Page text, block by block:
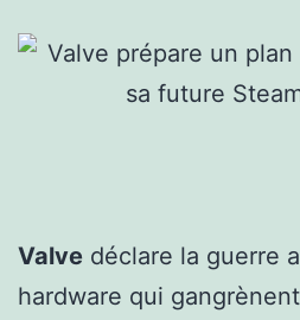
Valve déclare la guerre
hardware qui